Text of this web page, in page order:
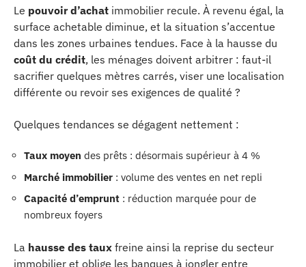
Le pouvoir d’achat immobilier recule. À revenu égal, la
surface achetable diminue, et la situation s’accentue
dans les zones urbaines tendues. Face à la hausse du
coût du crédit, les ménages doivent arbitrer : faut-il
sacrifier quelques mètres carrés, viser une localisation
différente ou revoir ses exigences de qualité ?
Quelques tendances se dégagent nettement :
Taux moyen des prêts : désormais supérieur à 4 %
Marché immobilier : volume des ventes en net repli
Capacité d’emprunt : réduction marquée pour de
nombreux foyers
La hausse des taux freine ainsi la reprise du secteur
immobilier et oblige les banques à jongler entre